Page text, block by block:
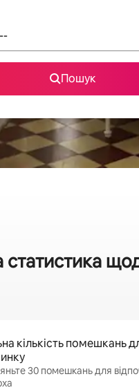
Пошук
статистика
кількість помешкань
30 помешкань для